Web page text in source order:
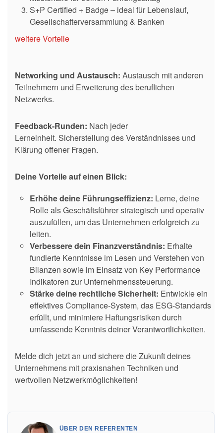
S+P Certified + Badge – ideal für Lebenslauf,
Gesellschafterversammlung & Banken
weitere Vorteile
Networking und Austausch: Austausch mit anderen
Teilnehmern und Erweiterung des beruflichen
Netzwerks.
Feedback-Runden: Nach jeder
Lerneinheit. Sicherstellung des Verständnisses und
Klärung offener Fragen.
Deine Vorteile auf einen Blick:
Erhöhe deine Führungseffizienz: Lerne, deine
Rolle als Geschäftsführer strategisch und operativ
auszufüllen, um das Unternehmen erfolgreich zu
leiten.
Verbessere dein Finanzverständnis: Erhalte
fundierte Kenntnisse im Lesen und Verstehen von
Bilanzen sowie im Einsatz von Key Performance
Indikatoren zur Unternehmenssteuerung.
Stärke deine rechtliche Sicherheit: Entwickle ein
effektives Compliance-System, das ESG-Standards
erfüllt, und minimiere Haftungsrisiken durch
umfassende Kenntnis deiner Verantwortlichkeiten.
Melde dich jetzt an und sichere die Zukunft deines
Unternehmens mit praxisnahen Techniken und
wertvollen Netzwerkmöglichkeiten!
ÜBER DEN REFERENTEN